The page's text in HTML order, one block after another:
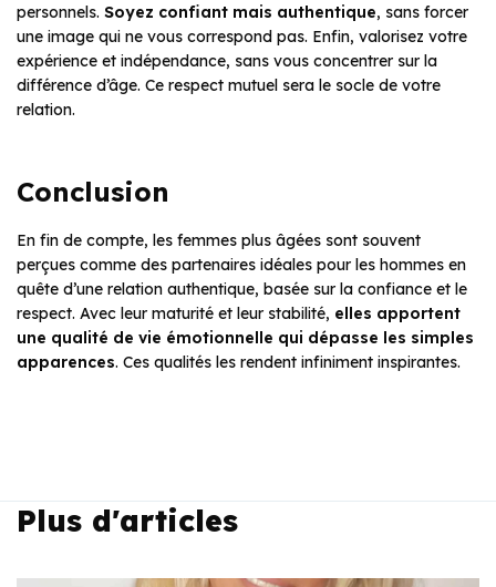
personnels. Soyez confiant mais authentique, sans forcer
une image qui ne vous correspond pas. Enfin, valorisez votre
expérience et indépendance, sans vous concentrer sur la
différence d’âge. Ce respect mutuel sera le socle de votre
relation.
Conclusion
En fin de compte, les femmes plus âgées sont souvent
perçues comme des partenaires idéales pour les hommes en
quête d’une relation authentique, basée sur la confiance et le
respect. Avec leur maturité et leur stabilité, elles apportent
une qualité de vie émotionnelle qui dépasse les simples
apparences. Ces qualités les rendent infiniment inspirantes.
Plus d'articles